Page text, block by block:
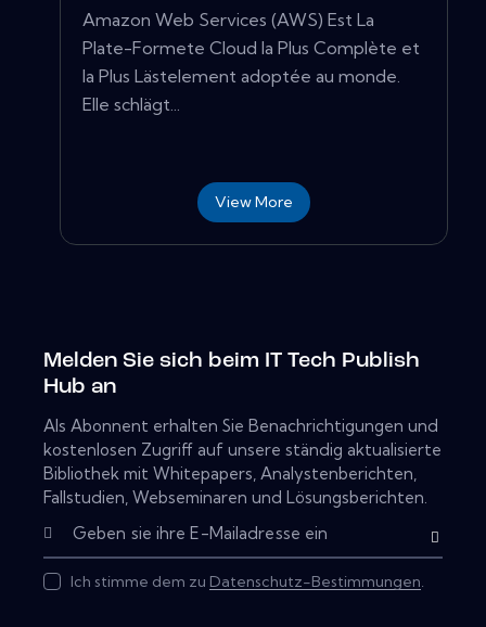
Amazon Web Services (AWS) Est La
Plate-Formete Cloud la Plus Complète et
la Plus Lästelement adoptée au monde.
Elle schlägt...
View More
Melden Sie sich beim IT Tech Publish
Hub an
Als Abonnent erhalten Sie Benachrichtigungen und
kostenlosen Zugriff auf unsere ständig aktualisierte
Bibliothek mit Whitepapers, Analystenberichten,
Fallstudien, Webseminaren und Lösungsberichten.
Ich stimme dem zu Datenschutz-Bestimmungen.